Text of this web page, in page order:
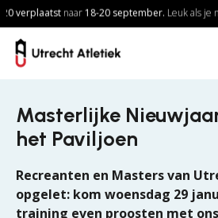
Skip to main content
verplaatstnaar18-20 september. Leuk als je
Masterlijke
het Paviljoen
Recreanten en Masters van
opgelet: kom woensdag 29
training even proosten met